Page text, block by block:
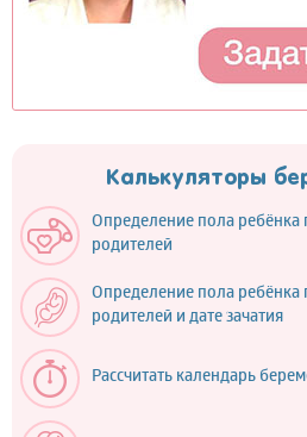
Калькуляторы
Определение пола ребёнка
родителей
Определение пола ребёнка
родителей и дате зачатия
Рассчитать календарь